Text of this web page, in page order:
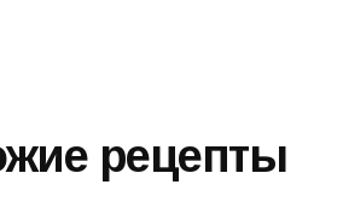
рецепты